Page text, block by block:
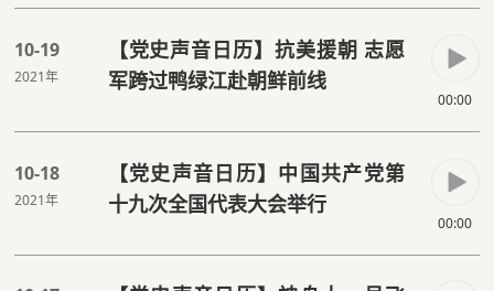
10-19
2021年
【党史声音日历】抗美援朝 志愿
军跨过鸭绿江赴朝鲜前线
00:00
10-18
2021年
【党史声音日历】中国共产党第
十九次全国代表大会举行
00:00